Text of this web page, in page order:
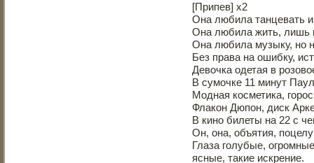
[Припев] x2
Она любила танцевать и
Она любила жить, лишь
Она любила музыку, но
Без права на ошибку,
Девочка одетая в
В сумочке 11 минут
Модная косметика,
Флакон Дюпон, диск
В кино билеты на 22 с
Он, она, объятия,
Глаза голубые,
ясные, такие искрение.